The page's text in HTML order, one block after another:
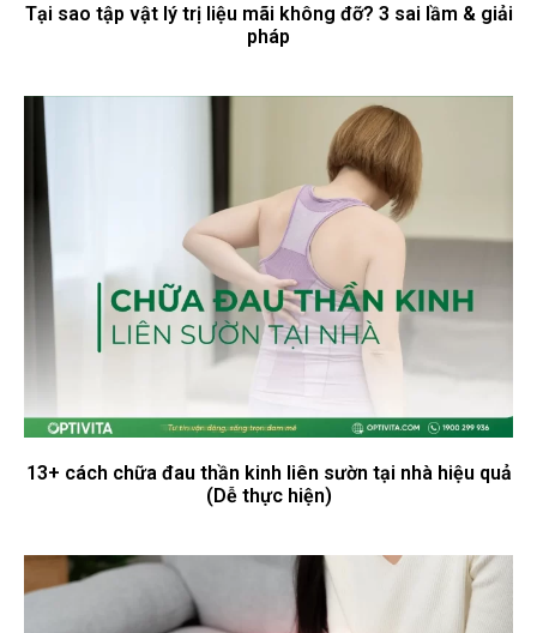
Tại sao tập vật lý trị liệu mãi không đỡ? 3 sai lầm & giải
pháp
13+ cách chữa đau thần kinh liên sườn tại nhà hiệu quả
(Dễ thực hiện)